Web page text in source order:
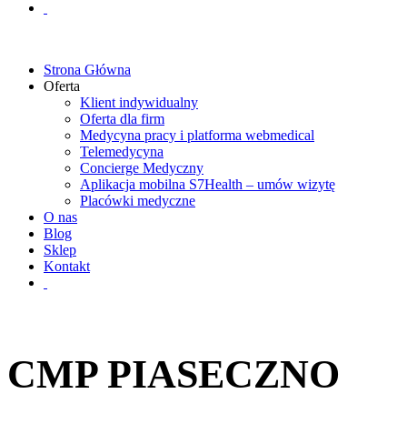
Strona Główna
Oferta
Klient indywidualny
Oferta dla firm
Medycyna pracy i platforma webmedical
Telemedycyna
Concierge Medyczny
Aplikacja mobilna S7Health – umów wizytę
Placówki medyczne
O nas
Blog
Sklep
Kontakt
CMP PIASECZNO